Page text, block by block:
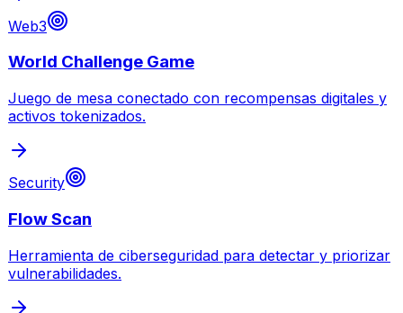
Web3
World Challenge Game
Juego de mesa conectado con recompensas digitales y
activos tokenizados.
Security
Flow Scan
Herramienta de ciberseguridad para detectar y priorizar
vulnerabilidades.